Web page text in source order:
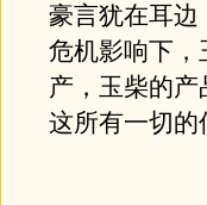
豪言犹在耳边
危机影响下，
产，玉柴的
这所有一切的